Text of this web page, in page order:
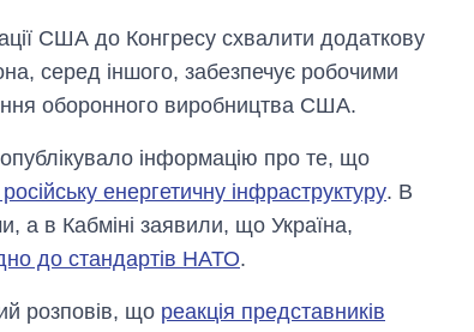
США до Конгресу схвалити додаткову
серед іншого, забезпечує робочими
оборонного виробництва США.
інформацію про те, що
енергетичну інфраструктуру. В
а в Кабміні заявили, що Україна,
до стандартів НАТО.
розповів, що реакція представників